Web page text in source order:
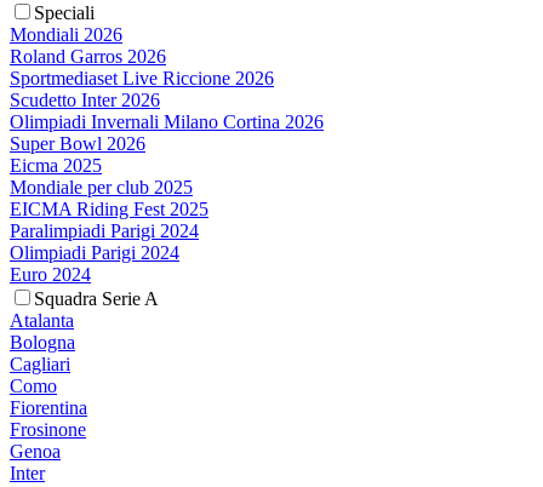
Speciali
Mondiali 2026
Roland Garros 2026
Sportmediaset Live Riccione 2026
Scudetto Inter 2026
Olimpiadi Invernali Milano Cortina 2026
Super Bowl 2026
Eicma 2025
Mondiale per club 2025
EICMA Riding Fest 2025
Paralimpiadi Parigi 2024
Olimpiadi Parigi 2024
Euro 2024
Squadra Serie A
Atalanta
Bologna
Cagliari
Como
Fiorentina
Frosinone
Genoa
Inter